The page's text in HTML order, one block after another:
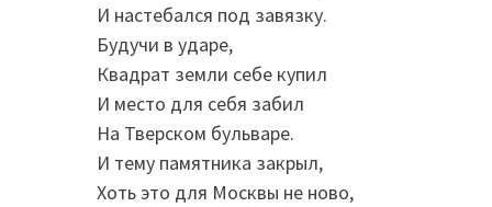
И настебался под завязку.
Будучи в ударе,
Квадрат земли себе купил
И место для себя забил
На Тверском бульваре.
И тему памятника закрыл,
Хоть это для Москвы не ново,